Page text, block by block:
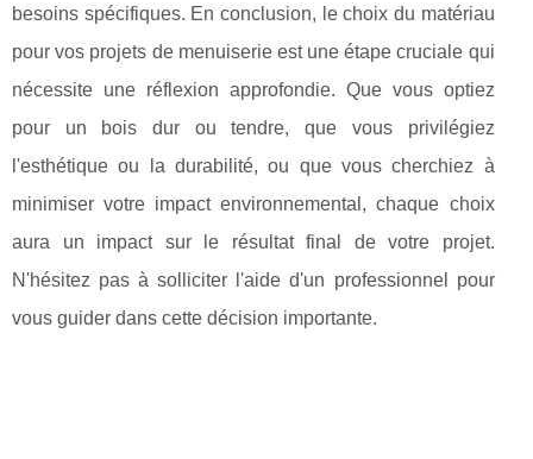
besoins spécifiques. En conclusion, le choix du matériau
pour vos projets de menuiserie est une étape cruciale qui
nécessite une réflexion approfondie. Que vous optiez
pour un bois dur ou tendre, que vous privilégiez
l'esthétique ou la durabilité, ou que vous cherchiez à
minimiser votre impact environnemental, chaque choix
aura un impact sur le résultat final de votre projet.
N'hésitez pas à solliciter l'aide d'un professionnel pour
vous guider dans cette décision importante.